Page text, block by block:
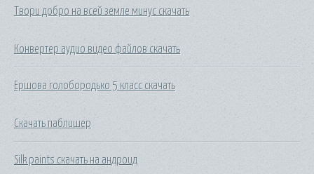
Твори добро на всей земле минус скачать
Конвертер аудио видео файлов скачать
Ершова голобородько 5 класс скачать
Скачать паблишер
Silk paints скачать на андроид